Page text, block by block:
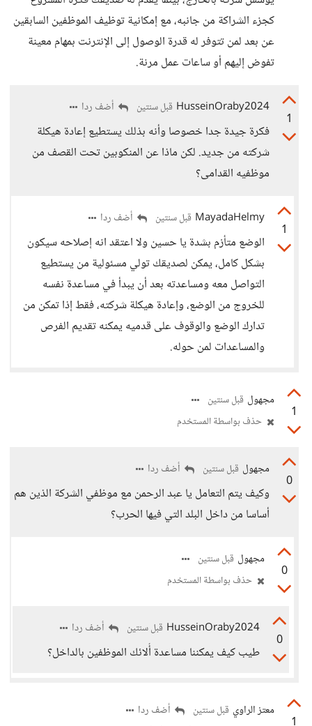
كجزء الشراكة من جانبه، مع إمكانية توظيف الموظفين السابقين
عن بعد لمن تتوفر له قدرة الوصول إلى الإنترنت بمهام معينة
تفوض إليهم أو ساعات عمل مرنة.
1
HusseinOraby2024 قبل سنتين أضف ردا
فكرة جيدة جدا خصوصا وأنه بذلك يستطيع إعادة هيكلة
شركته من جديد. لكن ماذا عن المنكوبين تحت القصف من
موظفيه القدامى؟
1
MayadaHelmy قبل سنتين أضف ردا
الوضع متأزم بشدة يا حسين ولا اعتقد انه إصلاحه سيكون
بشكل كامل، يمكن لصديقك تولي مسئولية من يستطيع
التواصل معه ومساعدته بعد أن يبدأ في مساعدة نفسه
للخروج من الوضع، وإعادة هيكلة شركته، فقط إذا تمكن من
تدارك الوضع والوقوف على قدميه يمكنه تقديم الفرص
والمساعدات لمن حوله.
1
مجهول قبل سنتين
حذف بواسطة المستخدم
0
مجهول قبل سنتين أضف ردا
وكيف يتم التعامل يا عبد الرحمن مع موظفي الشركة الذين هم
أساسا من داخل البلد التي فيها الحرب؟
0
مجهول قبل سنتين
حذف بواسطة المستخدم
0
HusseinOraby2024 قبل سنتين أضف ردا
طيب كيف يمكننا مساعدة أُلائك الموظفين بالداخل؟
معتز الراوي قبل سنتين أضف ردا